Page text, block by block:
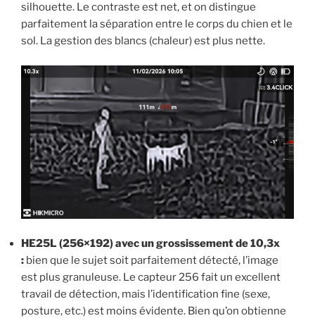
silhouette. Le contraste est net, et on distingue
parfaitement la séparation entre le corps du chien et le
sol. La gestion des blancs (chaleur) est plus nette.
HE25L (256×192)avec un grossissement de 10,3x
: bien que le sujet soit parfaitement détecté, l’image
est plus granuleuse. Le capteur 256 fait un excellent
travail de détection, mais l’identification fine (sexe,
posture, etc.) est moins évidente. Bien qu’on obtienne